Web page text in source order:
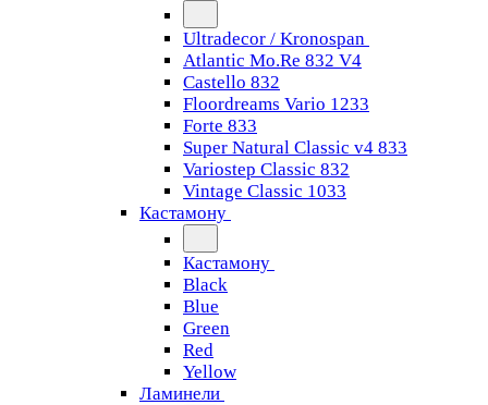
Ultradecor / Kronospan
Atlantic Mo.Re 832 V4
Castello 832
Floordreams Vario 1233
Forte 833
Super Natural Classic v4 833
Variostep Classic 832
Vintage Classic 1033
Кастамону
Кастамону
Black
Blue
Green
Red
Yellow
Ламинели